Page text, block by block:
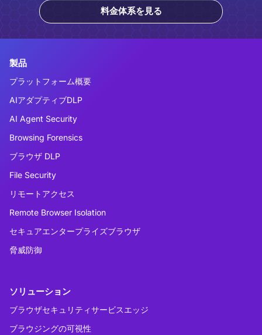
料金体系を見る
製品
プラットフォーム概要
AIアダプティブDLP
AI Agent Security
Browsing Forensics
ブラウザ DLP
File Security
リモートアクセス
Remote Browser Isolation
セキュアエンタープライズブラウザ
脅威防御
ソリューション
ブラウザセキュリティサービスエッジ
ブラウジングの可視性